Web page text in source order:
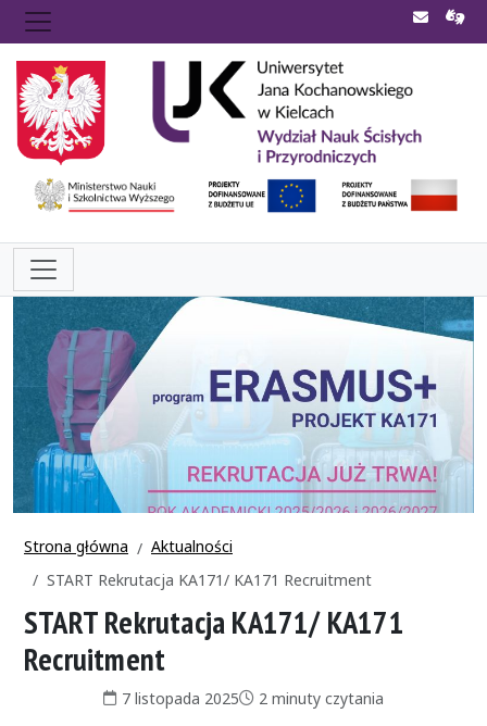
Strona główna
Aktualności
START Rekrutacja KA171/ KA171 Recruitment
START Rekrutacja KA171/ KA171
Recruitment
Data publikacji:
7 listopada 2025Czas czytania:
2 minuty czytania